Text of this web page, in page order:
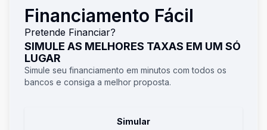
Financiamento Fácil
Pretende Financiar?
SIMULE AS MELHORES TAXAS EM UM SÓ
LUGAR
Simule seu financiamento em minutos com todos os
bancos e consiga a melhor proposta.
Simular